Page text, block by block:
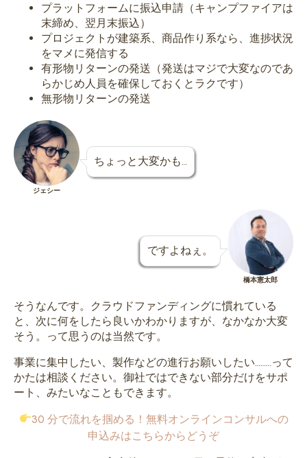
プラットフォームに振込申請（キャンプファイアは
末締め、翌月末振込）
プロジェクトが建築系、商品作り系なら、進捗状況
をマメに発信する
有形物リターンの発送（発送はマジで大変なのであ
らかじめ人員を確保しておくとラクです）
無形物リターンの発送
ジェシー
ちょっと大変かも…
ですよねぇ。
橋本憲太郎
そうなんです。クラウドファンディングに慣れている
と、次に何をしたら良いかわかりますが、なかなか大変
そう。って思うのは当然です。
事業に集中したい、製作などの進行お願いしたい………って
かたは相談ください。御社ではできない部分だけをサポ
ート、みたいなこともできます。
30 分で流れを掴める！無料オンラインコンサルへの
申込みはこちらからどうぞ